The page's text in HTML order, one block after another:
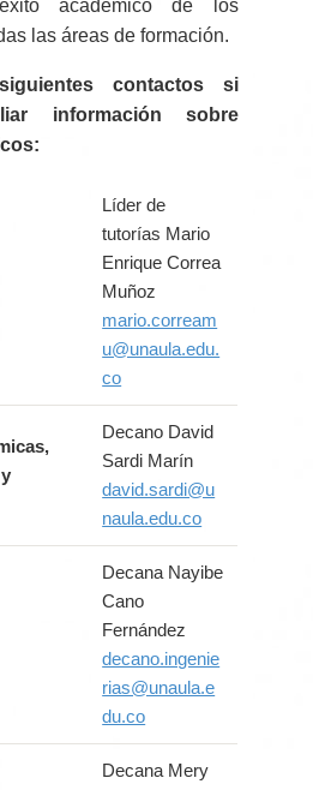
académico de los
las áreas de formación.
contactos si
información sobre
Líder de
tutorías Mario
Enrique Correa
Muñoz
mario.corream
u@unaula.edu.
co
Decano David
Sardi Marín
david.sardi@u
naula.edu.co
Decana Nayibe
Cano
Fernández
decano.ingenie
rias@unaula.e
du.co
Decana Mery